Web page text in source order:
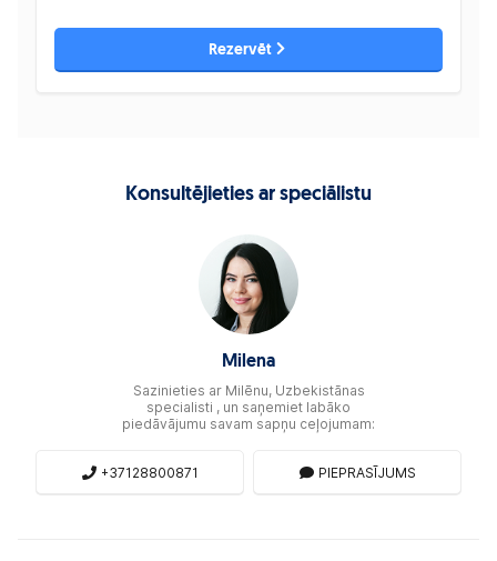
Rezervēt
Konsultējieties ar speciālistu
Milena
Sazinieties ar Milēnu, Uzbekistānas
specialisti , un saņemiet labāko
piedāvājumu savam sapņu ceļojumam:
+37128800871 PIEPRASĪJUMS